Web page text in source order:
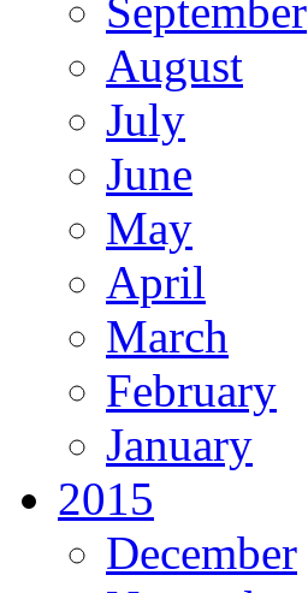
September
August
July
June
May
April
March
February
January
2015
December